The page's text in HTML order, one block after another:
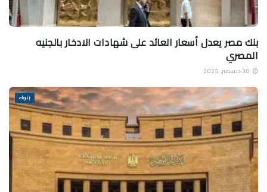
بنك مصر يعدل أسعار العائد على شهادات الادخار بالجنيه
المصري
بنوك